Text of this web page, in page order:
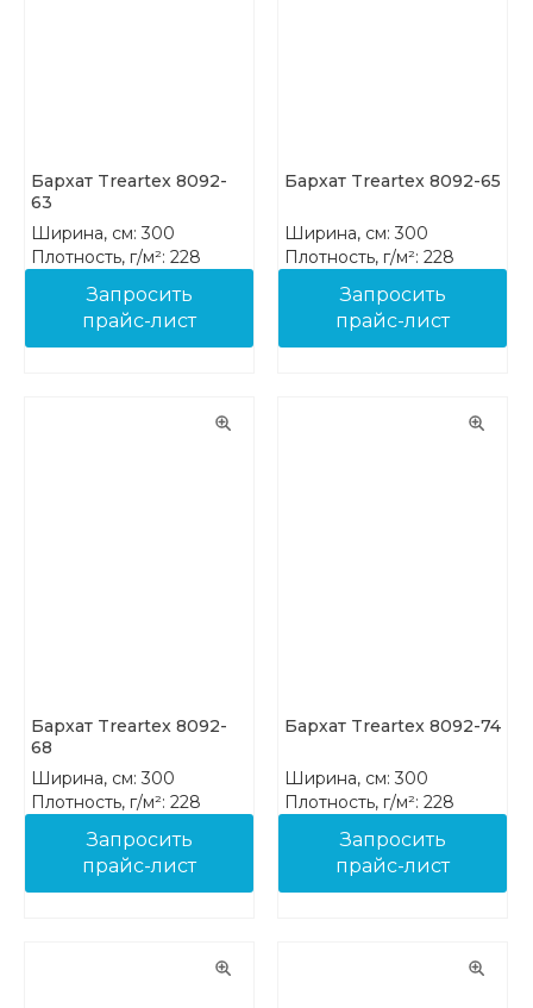
Бархат Treartex 8092-
63
Ширина, см: 300
Плотность, г/м²: 228
Запросить
прайс-лист
Бархат Treartex 8092-65
Ширина, см: 300
Плотность, г/м²: 228
Запросить
прайс-лист
Бархат Treartex 8092-
68
Ширина, см: 300
Плотность, г/м²: 228
Запросить
прайс-лист
Бархат Treartex 8092-74
Ширина, см: 300
Плотность, г/м²: 228
Запросить
прайс-лист